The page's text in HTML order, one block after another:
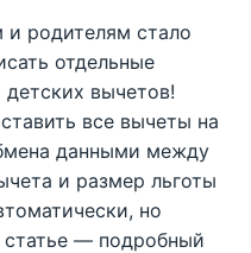
и родителям стало
отдельные
детских вычетов!
все вычеты на
данными между
и размер льготы
но
— подробный